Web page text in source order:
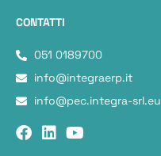
CONTATTI
051 0189700
info@integraerp.it
info@pec.integra-srl.eu